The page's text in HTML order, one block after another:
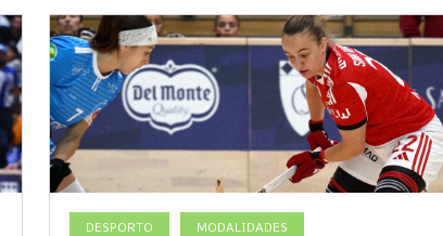
DESPORTO MODALIDADES